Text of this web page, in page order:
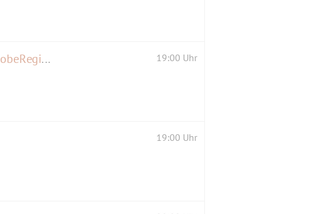
AFTER-WORK Genuss nach Ladenschluss * Pois Natürlich Portugal WeinprobeRegion Beira Interior 19:00 Uhr
19:00 Uhr